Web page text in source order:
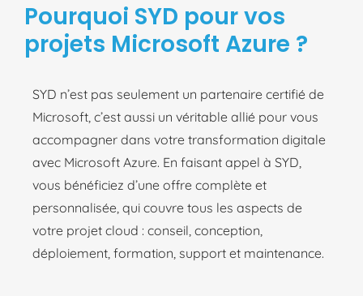
Pourquoi SYD pour vos
projets Microsoft Azure ?
SYD n’est pas seulement un partenaire certifié de
Microsoft, c’est aussi un véritable allié pour vous
accompagner dans votre transformation digitale
avec Microsoft Azure. En faisant appel à SYD,
vous bénéficiez d’une offre complète et
personnalisée, qui couvre tous les aspects de
votre projet cloud : conseil, conception,
déploiement, formation, support et maintenance.